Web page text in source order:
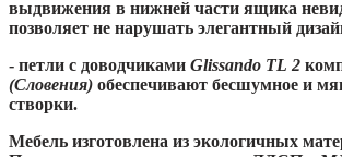
выдвижения в нижней части ящика
позволяет не нарушать элегантный
- петли с доводчиками Glissando TL 2
(Словения) обеспечивают бесшумное и
створки.
Мебель изготовлена из экологичных